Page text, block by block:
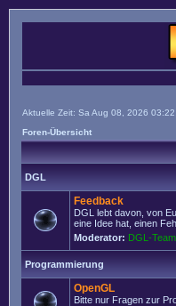
Aktuelle Zeit: Sa Aug 08, 2026 03:22
Foren-Übersicht
DGL
Feedback
DGL lebt davon, von
eine Idee hat, einen
Moderator: DGL-Team
Programmierung
OpenGL
Bitte nur Fragen zur